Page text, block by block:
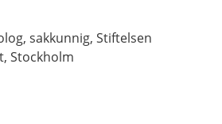
sakkunnig, Stiftelsen
Stockholm